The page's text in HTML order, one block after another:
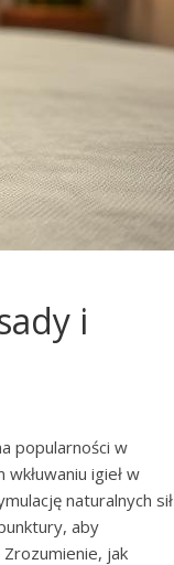
i
popularności w
igieł w
naturalnych sił
aby
jak